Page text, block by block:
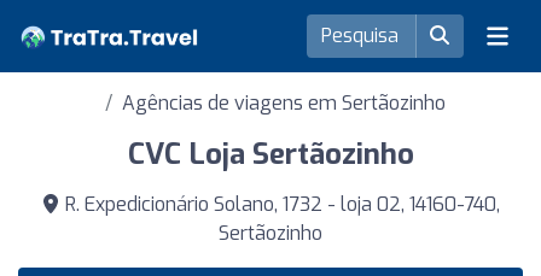
Agências de viagens em Sertãozinho
CVC Loja Sertãozinho
R. Expedicionário Solano, 1732 - loja 02, 14160-740,
Sertãozinho